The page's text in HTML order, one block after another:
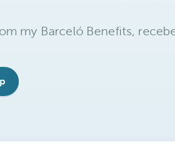
my Barceló Benefits,